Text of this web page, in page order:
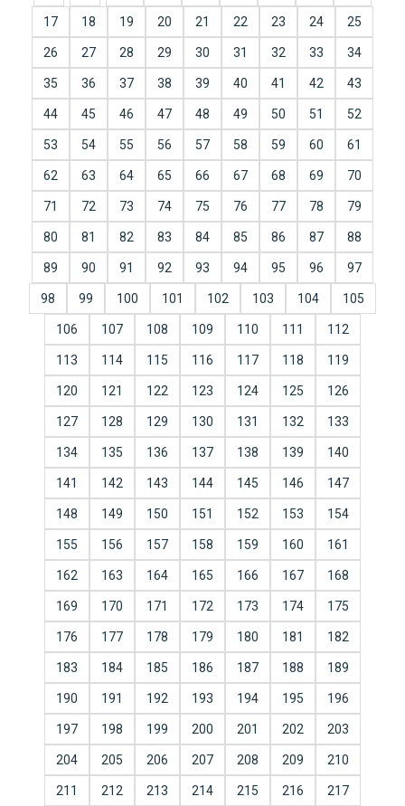
17 18 19 20 21 22 23 24 25
26 27 28 29 30 31 32 33 34
35 36 37 38 39 40 41 42 43
44 45 46 47 48 49 50 51 52
53 54 55 56 57 58 59 60 61
62 63 64 65 66 67 68 69 70
71 72 73 74 75 76 77 78 79
80 81 82 83 84 85 86 87 88
89 90 91 92 93 94 95 96 97
98 99 100 101 102 103 104 105
106 107 108 109 110 111 112
113 114 115 116 117 118 119
120 121 122 123 124 125 126
127 128 129 130 131 132 133
134 135 136 137 138 139 140
141 142 143 144 145 146 147
148 149 150 151 152 153 154
155 156 157 158 159 160 161
162 163 164 165 166 167 168
169 170 171 172 173 174 175
176 177 178 179 180 181 182
183 184 185 186 187 188 189
190 191 192 193 194 195 196
197 198 199 200 201 202 203
204 205 206 207 208 209 210
211 212 213 214 215 216 217